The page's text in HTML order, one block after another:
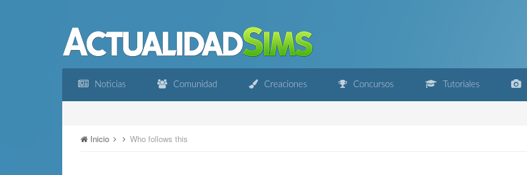
Noticias Comunidad Creaciones Concursos Tutoriales
Inicio Who follows this